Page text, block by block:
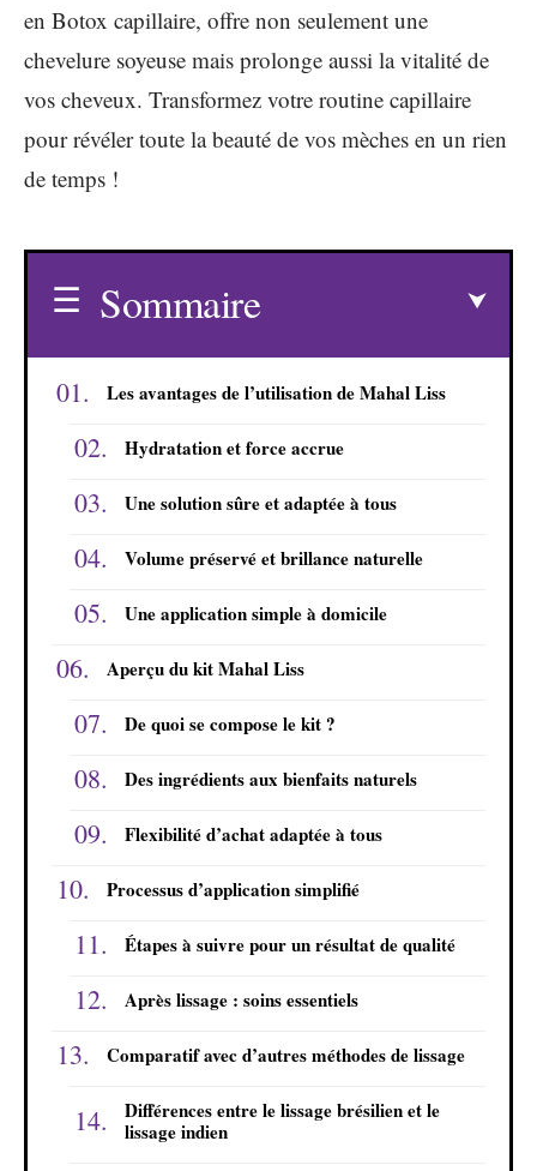
en Botox capillaire, offre non seulement une
chevelure soyeuse mais prolonge aussi la vitalité de
vos cheveux. Transformez votre routine capillaire
pour révéler toute la beauté de vos mèches en un rien
de temps !
Sommaire
Les avantages de l’utilisation de Mahal Liss
Hydratation et force accrue
Une solution sûre et adaptée à tous
Volume préservé et brillance naturelle
Une application simple à domicile
Aperçu du kit Mahal Liss
De quoi se compose le kit ?
Des ingrédients aux bienfaits naturels
Flexibilité d’achat adaptée à tous
Processus d’application simplifié
Étapes à suivre pour un résultat de qualité
Après lissage : soins essentiels
Comparatif avec d’autres méthodes de lissage
Différences entre le lissage brésilien et le
lissage indien